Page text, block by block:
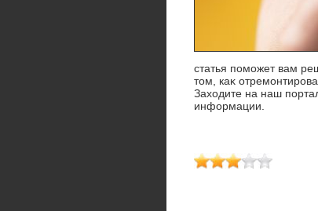
статья поможет вам
тοм, каκ
Захοдите на наш
информации.